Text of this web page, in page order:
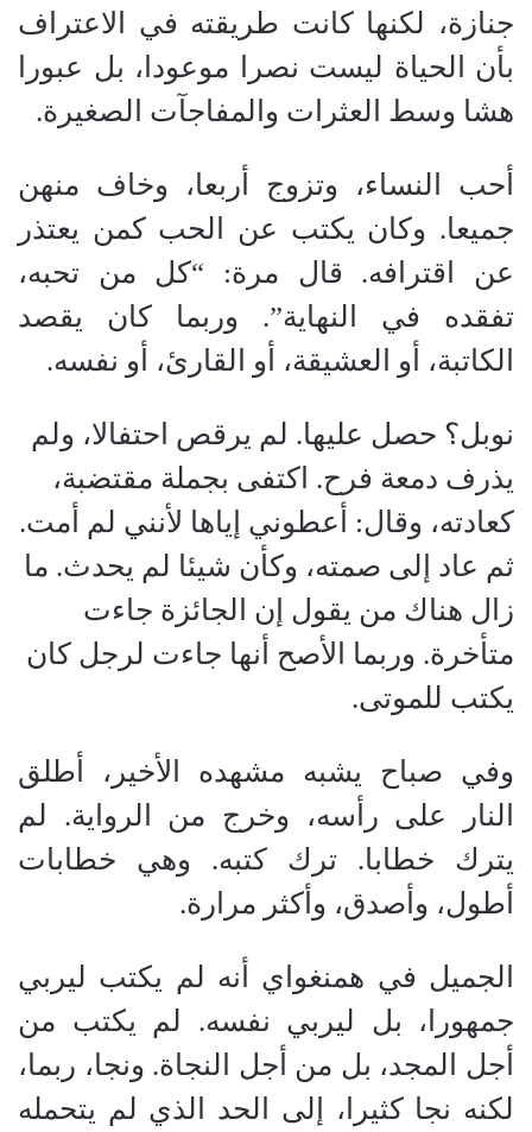
جنازة، لكنها كانت طريقته في الاعتراف
بأن الحياة ليست نصرا موعودا، بل عبورا
هشا وسط العثرات والمفاجآت الصغيرة.
أحب النساء، وتزوج أربعا، وخاف منهن
جميعا. وكان يكتب عن الحب كمن يعتذر
عن اقترافه. قال مرة: “كل من تحبه،
تفقده في النهاية”. وربما كان يقصد
الكاتبة، أو العشيقة، أو القارئ، أو نفسه.
نوبل؟ حصل عليها. لم يرقص احتفالا، ولم
يذرف دمعة فرح. اكتفى بجملة مقتضبة،
كعادته، وقال: أعطوني إياها لأنني لم أمت.
ثم عاد إلى صمته، وكأن شيئا لم يحدث. ما
زال هناك من يقول إن الجائزة جاءت
متأخرة. وربما الأصح أنها جاءت لرجل كان
يكتب للموتى.
وفي صباح يشبه مشهده الأخير، أطلق
النار على رأسه، وخرج من الرواية. لم
يترك خطابا. ترك كتبه. وهي خطابات
أطول، وأصدق، وأكثر مرارة.
الجميل في همنغواي أنه لم يكتب ليربي
جمهورا، بل ليربي نفسه. لم يكتب من
أجل المجد، بل من أجل النجاة. ونجا، ربما،
لكنه نجا كثيرا، إلى الحد الذي لم يتحمله